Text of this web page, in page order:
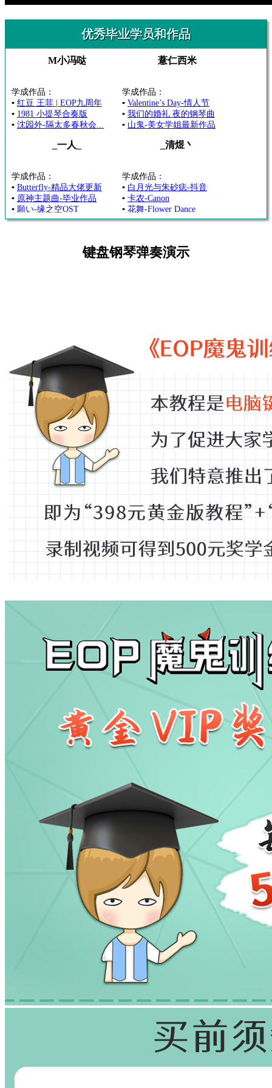
优秀毕业学员和作品
M小冯哒
学成作品：
▪ 红豆 王菲 | EOP九周年
▪ 1981 小提琴合奏版
▪ 沈园外-隔太多春秋会...
薏仁西米
学成作品：
▪ Valentine’s Day-情人节
▪ 我们的婚礼 夜的钢琴曲
▪ 山鬼-美女学姐最新作品
_一人_
学成作品：
▪ Butterfly-精品大佬更新
▪ 原神主题曲-毕业作品
▪ 願い-缘之空OST
_清煜丶
学成作品：
▪ 白月光与朱砂痣-抖音
▪ 卡农-Canon
▪ 花舞-Flower Dance
键盘钢琴弹奏演示